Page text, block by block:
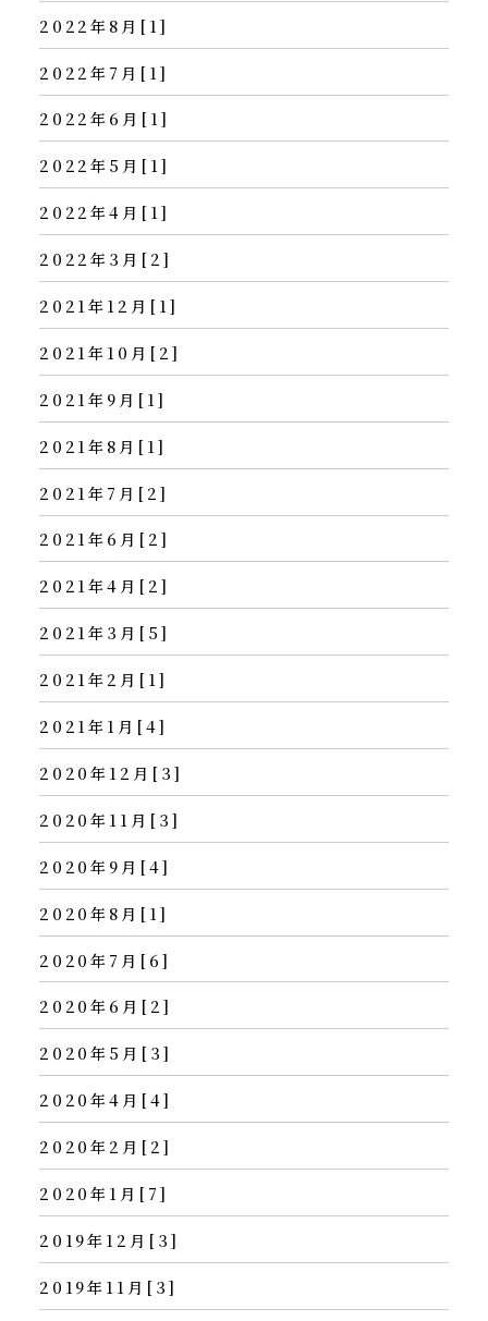
2022年8月[1]
2022年7月[1]
2022年6月[1]
2022年5月[1]
2022年4月[1]
2022年3月[2]
2021年12月[1]
2021年10月[2]
2021年9月[1]
2021年8月[1]
2021年7月[2]
2021年6月[2]
2021年4月[2]
2021年3月[5]
2021年2月[1]
2021年1月[4]
2020年12月[3]
2020年11月[3]
2020年9月[4]
2020年8月[1]
2020年7月[6]
2020年6月[2]
2020年5月[3]
2020年4月[4]
2020年2月[2]
2020年1月[7]
2019年12月[3]
2019年11月[3]